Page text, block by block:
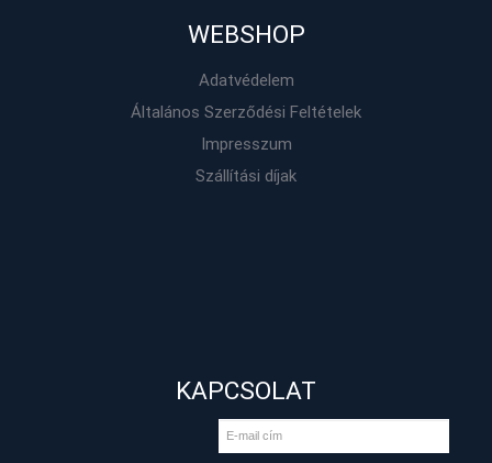
WEBSHOP
Adatvédelem
Általános Szerződési Feltételek
Impresszum
Szállítási díjak
KAPCSOLAT